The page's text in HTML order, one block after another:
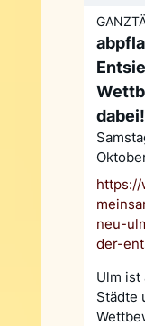
dabei!
https://
neu-
der-
Ulm ist
Städte